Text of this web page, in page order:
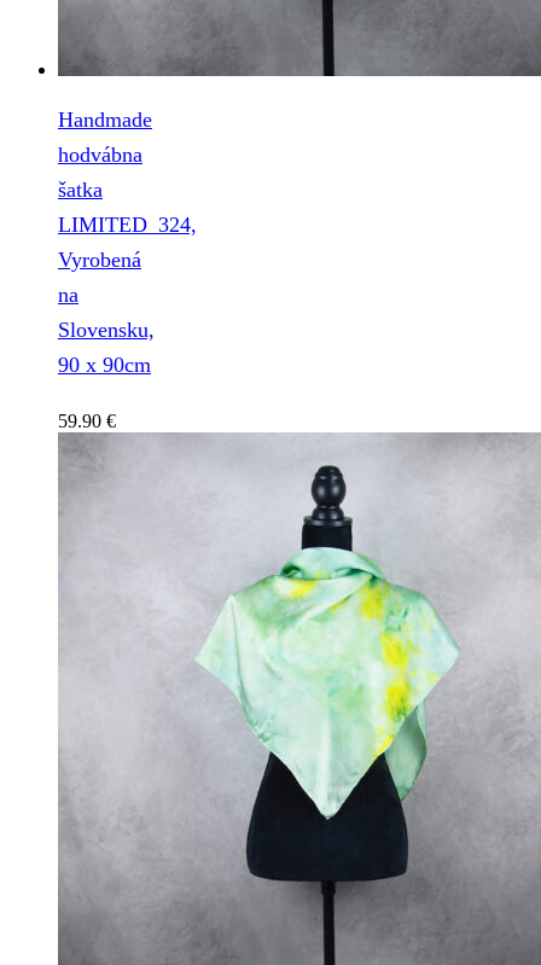
Handmade
hodvábna
šatka
LIMITED_324,
Vyrobená
na
Slovensku,
90 x 90cm
59.90 €